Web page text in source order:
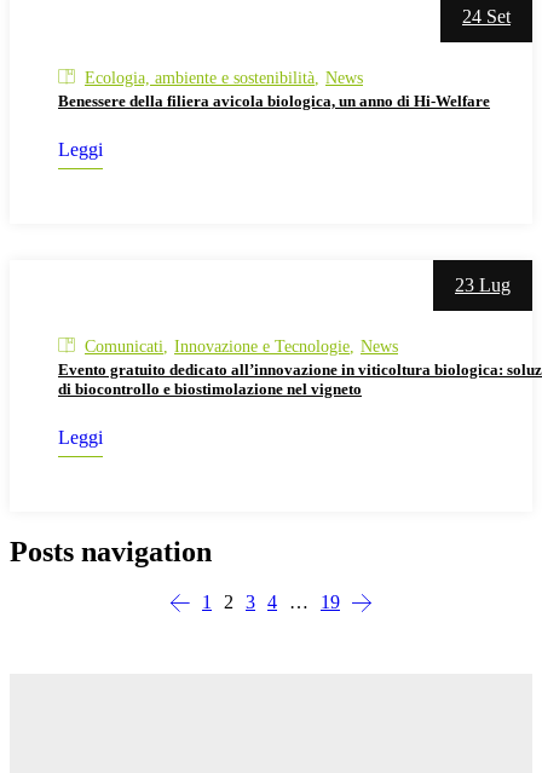
24 Set
Ecologia, ambiente e sostenibilità News
Benessere della filiera avicola biologica, un anno di Hi-Welfare
Leggi
23 Lug
Comunicati Innovazione e Tecnologie News
Evento gratuito dedicato all’innovazione in viticoltura biologica:
di biocontrollo e biostimolazione nel vigneto
Leggi
Posts navigation
1 2 3 4 … 19